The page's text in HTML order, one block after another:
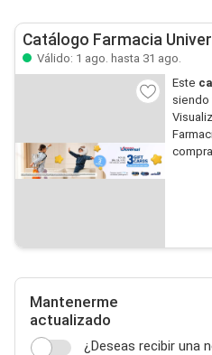
Catálogo Farmacia
Válido: 1 ago. hasta 31 ago.
Este
siendo
Mantenerme
actualizado
¿Deseas recibir una